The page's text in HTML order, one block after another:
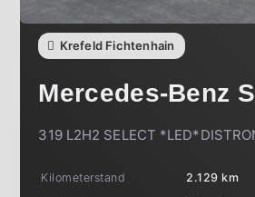
Krefeld Fichtenhain
Mercedes-Benz
319 L2H2 SELECT
Kilometerstand
2.129 km